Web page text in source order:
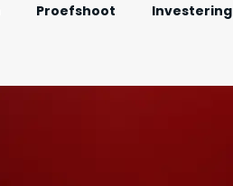
Proefshoot Investering